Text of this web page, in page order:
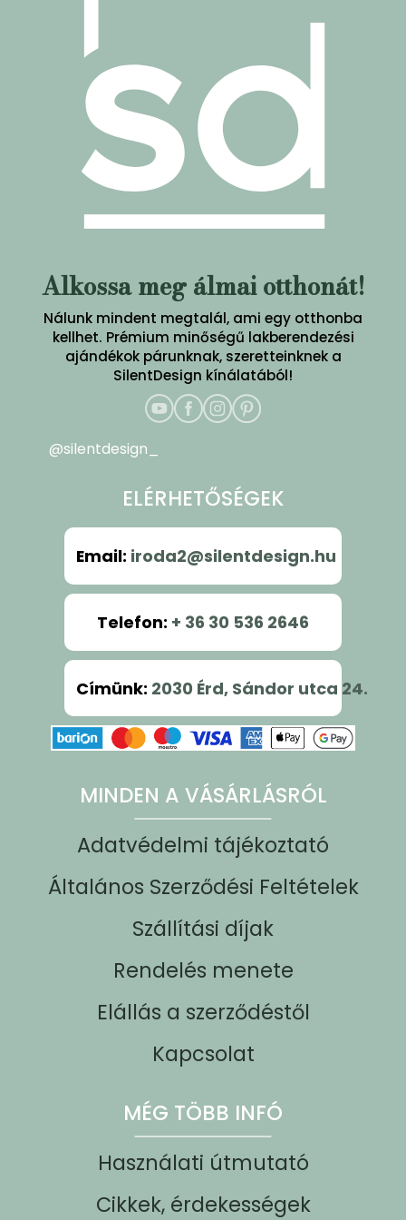
Alkossa meg álmai otthonát!
Nálunk mindent megtalál, ami egy otthonba
kellhet. Prémium minőségű lakberendezési
ajándékok párunknak, szeretteinknek a
SilentDesign kínálatából!
MINDEN A VÁSÁRLÁSRÓL
Adatvédelmi tájékoztató
Általános Szerződési Feltételek
Szállítási díjak
Rendelés menete
Elállás a szerződéstől
Kapcsolat
MÉG TÖBB INFÓ
Használati útmutató
Cikkek, érdekességek
@silentdesign_
ELÉRHETŐSÉGEK
Email: iroda2@silentdesign.hu
Telefon: + 36 30 536 2646
Címünk: 2030 Érd, Sándor utca 24.